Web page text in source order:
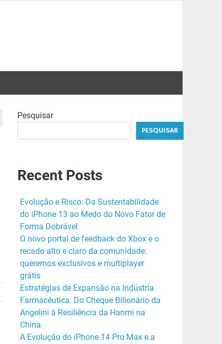
Pesquisar
PESQUISAR
Recent Posts
Evolução e Risco: Da Sustentabilidade
do iPhone 13 ao Medo do Novo Fator de
Forma Dobrável
O novo portal de feedback do Xbox e o
recado alto e claro da comunidade:
queremos exclusivos e multiplayer
grátis
Estratégias de Expansão na Indústria
Farmacêutica: Do Cheque Bilionário da
Angelini à Resiliência da Hanmi na
China
A Evolução do iPhone 14 Pro Max e a